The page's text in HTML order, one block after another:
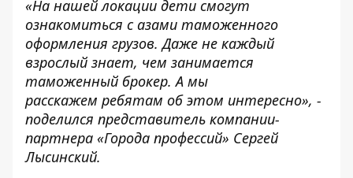
«На нашей локации дети смогут
ознакомиться с азами таможенного
оформления грузов. Даже не каждый
взрослый знает, чем занимается
таможенный брокер. А мы
расскажем ребятам об этом интересно», -
поделился представитель компании-
партнера «Города профессий» Сергей
Лысинский.